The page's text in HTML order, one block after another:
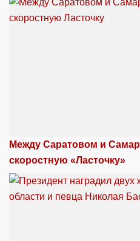
Между Саратовом и
скоростную «Ласточку»